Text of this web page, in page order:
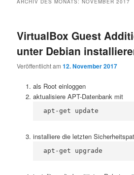
ARCHIV DES MONATS:NOVEMBER 2017
VirtualBox Guest
unter Debian
Veröffentlicht am12. November 2017
als Root einloggen
aktualisiere APT-Datenbank mit
apt-get update
installiere die letzten
apt-get upgrade